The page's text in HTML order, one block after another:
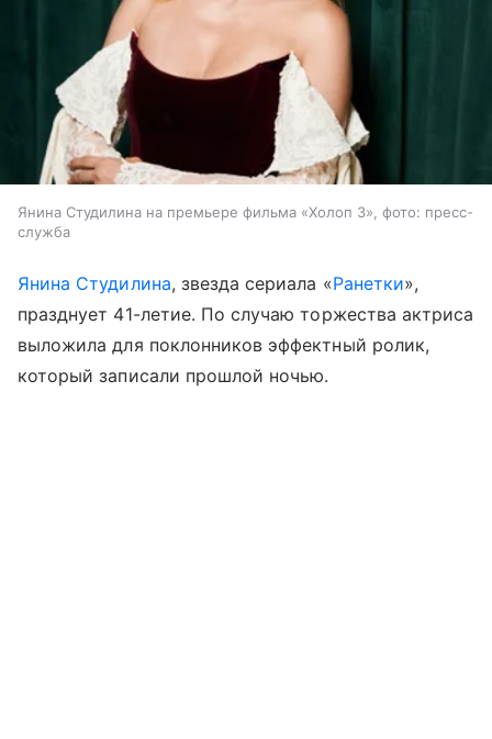
Янина Студилина на премьере фильма «Холоп 3», фото: пресс-
служба
Янина Студилина, звезда сериала «Ранетки»,
празднует 41-летие. По случаю торжества актриса
выложила для поклонников эффектный ролик,
который записали прошлой ночью.